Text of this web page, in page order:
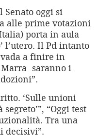
oggi si
alle prime votazioni
porta in aula
l’utero. Il Pd intanto
a finire in
saranno i
‘Sulle unioni
“Oggi test
Tra una
decisivi”.